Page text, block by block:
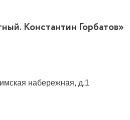
Константин Горбатов»
набережная, д.1